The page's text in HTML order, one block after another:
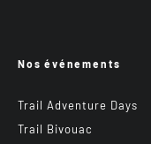
Nos événements
Trail Adventure Days
Trail Bivouac